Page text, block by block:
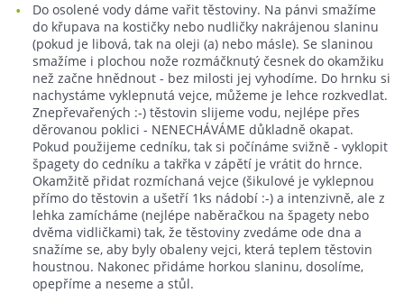
Do osolené vody dáme vařit těstoviny. Na pánvi smažíme
do křupava na kostičky nebo nudličky nakrájenou slaninu
(pokud je libová, tak na oleji (a) nebo másle). Se slaninou
smažíme i plochou nože rozmáčknutý česnek do okamžiku
než začne hnědnout - bez milosti jej vyhodíme. Do hrnku si
nachystáme vyklepnutá vejce, můžeme je lehce rozkvedlat.
Znepřevařených :-) těstovin slijeme vodu, nejlépe přes
děrovanou poklici - NENECHÁVÁME důkladně okapat.
Pokud použijeme cedníku, tak si počínáme svižně - vyklopit
špagety do cedníku a takřka v zápětí je vrátit do hrnce.
Okamžitě přidat rozmíchaná vejce (šikulové je vyklepnou
přímo do těstovin a ušetří 1ks nádobí :-) a intenzivně, ale z
lehka zamícháme (nejlépe naběračkou na špagety nebo
dvěma vidličkami) tak, že těstoviny zvedáme ode dna a
snažíme se, aby byly obaleny vejci, která teplem těstovin
houstnou. Nakonec přidáme horkou slaninu, dosolíme,
opepříme a neseme a stůl.